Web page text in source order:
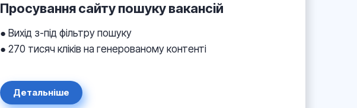
Просування сайту пошуку вакансій
● Вихід з-під фільтру пошуку
● 270 тисяч кліків на генерованому контенті
Детальніше